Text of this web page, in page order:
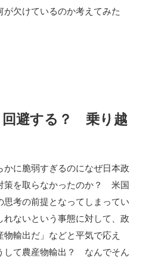
が欠けているのか考えてみた
回避する？ 乗り越
に脆弱すぎるのになぜ日本政
策を取らなかったのか？ 米国
思考の前提となってしまってい
れないという事態に対して、政
輸出だ」などと平気で応え
して農産物輸出？ なんでそん